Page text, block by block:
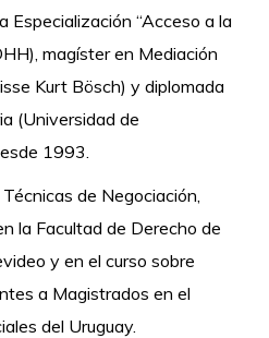
Especialización “Acceso a la
magíster en Mediación
Kurt Bösch) y diplomada
(Universidad de
1993.
de Negociación,
la Facultad de Derecho de
y en el curso sobre
a Magistrados en el
del Uruguay.